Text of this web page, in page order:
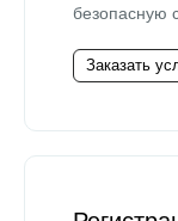
безопасную
Заказать